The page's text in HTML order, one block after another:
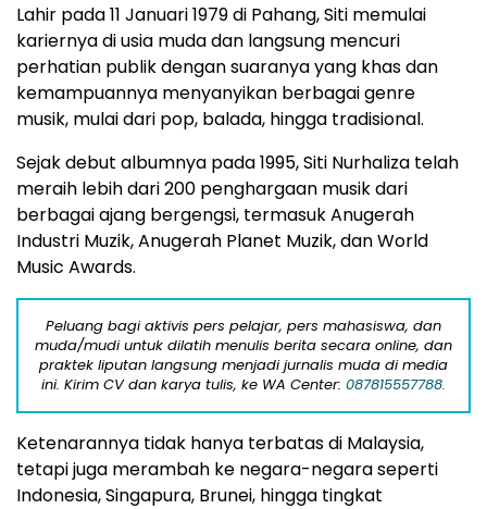
Lahir pada 11 Januari 1979 di Pahang, Siti memulai
kariernya di usia muda dan langsung mencuri
perhatian publik dengan suaranya yang khas dan
kemampuannya menyanyikan berbagai genre
musik, mulai dari pop, balada, hingga tradisional.
Sejak debut albumnya pada 1995, Siti Nurhaliza telah
meraih lebih dari 200 penghargaan musik dari
berbagai ajang bergengsi, termasuk Anugerah
Industri Muzik, Anugerah Planet Muzik, dan World
Music Awards.
Peluang bagi aktivis pers pelajar, pers mahasiswa, dan
muda/mudi untuk dilatih menulis berita secara online, dan
praktek liputan langsung menjadi jurnalis muda di media
ini. Kirim CV dan karya tulis, ke WA Center: 087815557788.
Ketenarannya tidak hanya terbatas di Malaysia,
tetapi juga merambah ke negara-negara seperti
Indonesia, Singapura, Brunei, hingga tingkat